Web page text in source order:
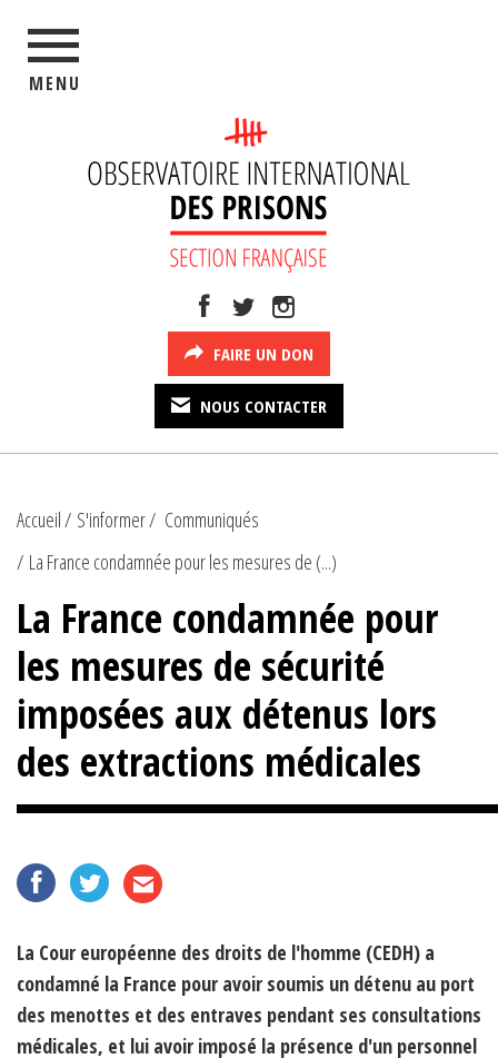
MENU
FAIRE UN DON
NOUS CONTACTER
Accueil S'informer
Communiqués
La France condamnée pour les mesures de (...)
La France condamnée pour
les mesures de sécurité
imposées aux détenus lors
des extractions médicales
La Cour européenne des droits de l'homme (CEDH) a
condamné la France pour avoir soumis un détenu au port
des menottes et des entraves pendant ses consultations
médicales, et lui avoir imposé la présence d'un personnel